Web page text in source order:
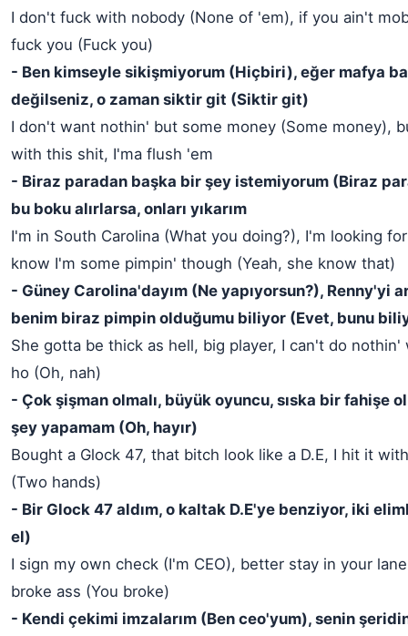
I don't fuck with nobody (None of 'em), if you ain't
fuck you (Fuck you)
- Ben kimseyle sikişmiyorum (Hiçbiri), eğer mafya
değilseniz, o zaman siktir git (Siktir git)
I don't want nothin' but some money (Some money),
with this shit, I'ma flush 'em
- Biraz paradan başka bir şey istemiyorum (Biraz
bu boku alırlarsa, onları yıkarım
I'm in South Carolina (What you doing?), I'm looking
know I'm some pimpin' though (Yeah, she know that)
- Güney Carolina'dayım (Ne yapıyorsun?), Renny'yi
benim biraz pimpin olduğumu biliyor (Evet, bunu
She gotta be thick as hell, big player, I can't do nothin'
ho (Oh, nah)
- Çok şişman olmalı, büyük oyuncu, sıska bir fahişe
şey yapamam (Oh, hayır)
Bought a Glock 47, that bitch look like a D.E, I hit it
(Two hands)
- Bir Glock 47 aldım, o kaltak D.E'ye benziyor, iki
el)
I sign my own check (I'm CEO), better stay in your
broke ass (You broke)
- Kendi çekimi imzalarım (Ben ceo'yum), senin